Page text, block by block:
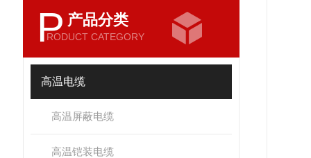
P 产品分类
RODUCT CATEGORY
高温电缆
高温屏蔽电缆
高温铠装电缆